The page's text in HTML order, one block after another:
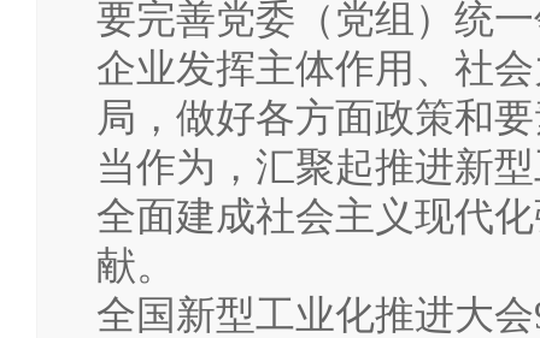
要完善党委（党组）统
企业发挥主体作用、社
局，做好各方面政策和
当作为，汇聚起推进新
全面建成社会主义现代
献。
全国新型工业化推进大